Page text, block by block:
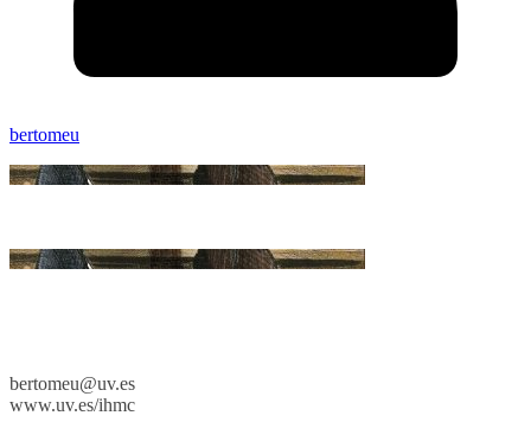
bertomeu
bertomeu@uv.es
www.uv.es/ihmc